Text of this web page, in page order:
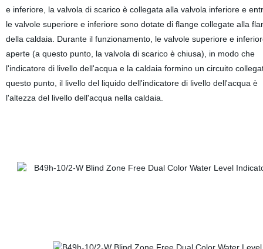
e inferiore, la valvola di scarico è collegata alla valvola inferiore e
le valvole superiore e inferiore sono dotate di flange collegate alla
della caldaia. Durante il funzionamento, le valvole superiore e
aperte (a questo punto, la valvola di scarico è chiusa), in modo che
l'indicatore di livello dell'acqua e la caldaia formino un circuito
questo punto, il livello del liquido dell'indicatore di livello dell'acqua è
l'altezza del livello dell'acqua nella caldaia.